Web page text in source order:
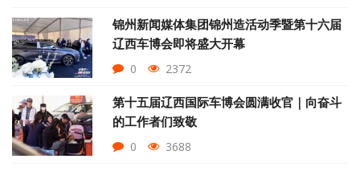
锦州新闻媒体集团锦州造活动季暨第十六届
辽西车博会即将盛大开幕
0 2372
第十五届辽西国际车博会圆满收官｜向奋斗
的工作者们致敬
0 3688